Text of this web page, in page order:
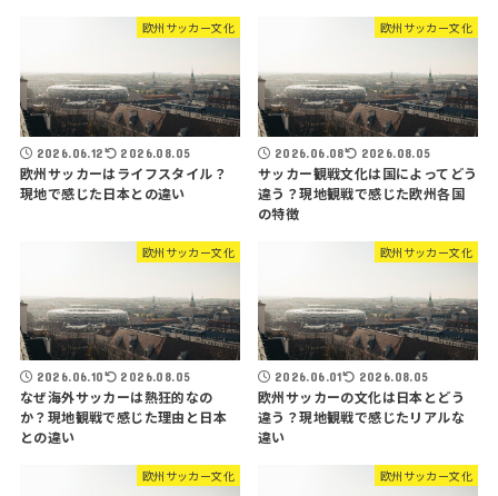
欧州サッカー文化
2026.06.12 2026.08.05
欧州サッカーはライフスタイル？
現地で感じた日本との違い
欧州サッカー文化
2026.06.08 2026.08.05
サッカー観戦文化は国によってどう
違う？現地観戦で感じた欧州各国
の特徴
欧州サッカー文化
2026.06.10 2026.08.05
なぜ海外サッカーは熱狂的なの
か？現地観戦で感じた理由と日本
との違い
欧州サッカー文化
2026.06.01 2026.08.05
欧州サッカーの文化は日本とどう
違う？現地観戦で感じたリアルな
違い
欧州サッカー文化 欧州サッカー文化